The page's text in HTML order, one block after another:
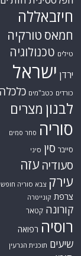
חיזבאללה
חמאס טורקיה
טילים טכנולוגיה
ירדן ישראל
כורדים כטב"מים כלכלה
לבנון מצרים
סוריה סחר סמים
סייבר סין סיני
סעודיה עזה
עירק צבא סוריה חופשי
צרפת קונייטרה
קורונה קטאר
רוסיה רפואה
שיעים תוכנית הגרעין